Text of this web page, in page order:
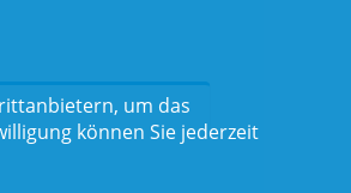
um das
können Sie jederzeit